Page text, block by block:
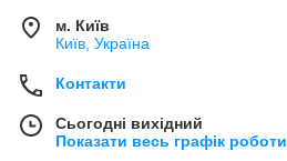
м. Київ
Київ, Україна
Контакти
Сьогодні вихідний
Показати весь графік роботи